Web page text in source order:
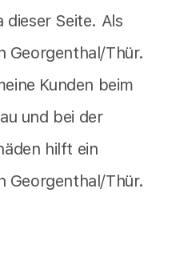
dieser Seite. Als
Georgenthal/Thür.
Kunden beim
und bei der
hilft ein
Georgenthal/Thür.